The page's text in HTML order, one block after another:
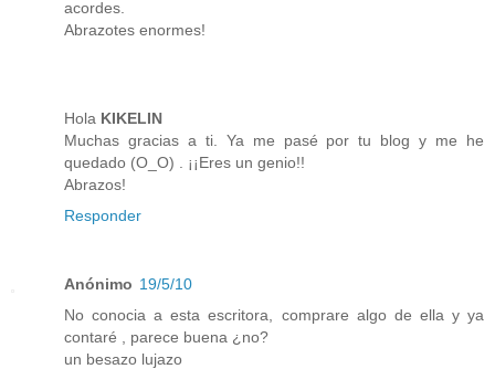
acordes.
Abrazotes enormes!
Hola KIKELIN
Muchas gracias a ti. Ya me pasé por tu blog y me he
quedado (O_O) . ¡¡Eres un genio!!
Abrazos!
Responder
Anónimo 19/5/10
No conocia a esta escritora, comprare algo de ella y ya
contaré , parece buena ¿no?
un besazo lujazo